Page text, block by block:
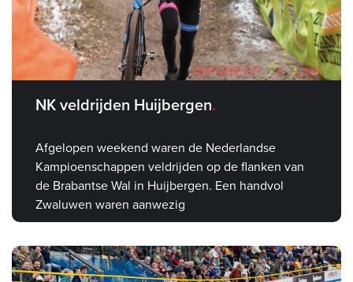
NK veldrijden Huijbergen
Afgelopen weekend waren de Nederlandse
Kampioenschappen veldrijden op de flanken van
de Brabantse Wal in Huijbergen. Een handvol
Zwaluwen waren aanwezig